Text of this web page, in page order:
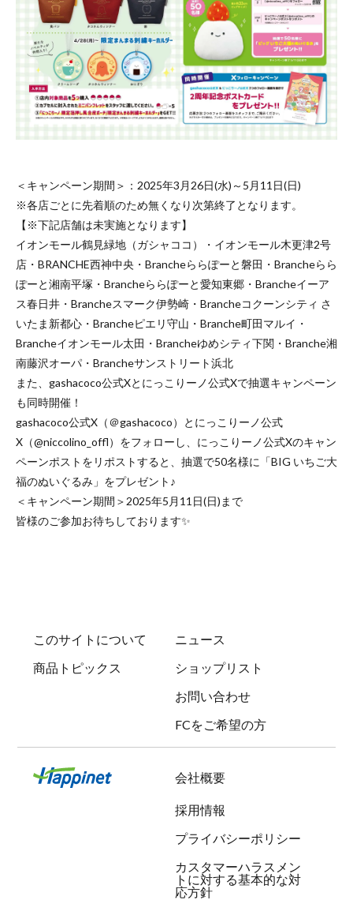
＜キャンペーン期間＞：2025年3月26日(水)～5月11日(日)
※各店ごとに先着順のため無くなり次第終了となります。
【※下記店舗は未実施となります】
イオンモール鶴見緑地（ガシャココ）・イオンモール木更津2号
店・BRANCHE西神中央・Brancheららぽーと磐田・Brancheらら
ぽーと湘南平塚・Brancheららぽーと愛知東郷・Brancheイーア
ス春日井・Brancheスマーク伊勢崎・Brancheコクーンシティ さ
いたま新都心・Brancheピエリ守山・Branche町田マルイ・
Brancheイオンモール太田・Brancheゆめシティ下関・Branche湘
南藤沢オーパ・Brancheサンストリート浜北
また、gashacoco公式Xとにっこりーノ公式Xで抽選キャンペーン
も同時開催！
gashacoco公式X（＠gashacoco）とにっこりーノ公式
X（@niccolino_offl）をフォローし、にっこりーノ公式Xのキャン
ペーンポストをリポストすると、抽選で50名様に「BIG いちご大
福のぬいぐるみ」をプレゼント♪
＜キャンペーン期間＞2025年5月11日(日)まで
皆様のご参加お待ちしております✨
このサイトについて
ニュース
商品トピックス
ショップリスト
お問い合わせ
FCをご希望の方
会社概要
採用情報
プライバシーポリシー
カスタマーハラスメン
トに対する基本的な対
応方針